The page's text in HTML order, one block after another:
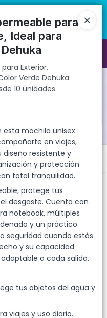
Resistente, Ideal para
para
Ideal para
Exterior,
Verde Dehuka
10 unidades.
esta mochila unisex
en viajes,
diseño resistente y
y protección
total tranquilidad.
protege tus
desgaste. Cuenta con
notebook, múltiples
y un práctico
seguridad cuando estás
y su capacidad
a cada salida.
tus objetos del agua y
viajes y uso diario.
10 unidades. ¡Registrate y
exclusivos!
Ingresar a la Tienda
Resistente, Ideal para
mayorista desde 10